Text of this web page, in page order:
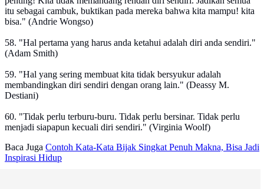
itu sebagai cambuk, buktikan pada mereka bahwa kita mampu! kita
bisa." (Andrie Wongso)
58. "Hal pertama yang harus anda ketahui adalah diri anda sendiri."
(Adam Smith)
59. "Hal yang sering membuat kita tidak bersyukur adalah
membandingkan diri sendiri dengan orang lain." (Deassy M.
Destiani)
60. "Tidak perlu terburu-buru. Tidak perlu bersinar. Tidak perlu
menjadi siapapun kecuali diri sendiri." (Virginia Woolf)
Baca Juga Contoh Kata-Kata Bijak Singkat Penuh Makna, Bisa Jadi
Inspirasi Hidup